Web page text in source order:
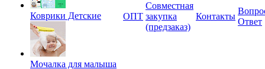
Коврики Детские
Мочалка для малыша
ОПТ
Совместная
закупка
(предзаказ)
Контакты
Ответ